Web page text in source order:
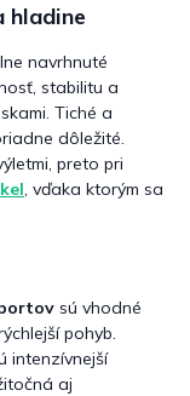
hladine
navrhnuté
stabilitu a
Tiché a
dôležité.
preto pri
, vďaka ktorým sa
sú vhodné
pohyb.
intenzívnejší
aj